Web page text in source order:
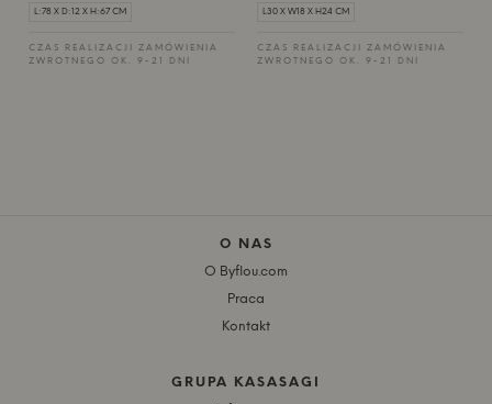
L:78 X D:12 X H:67 CM
CZAS REALIZACJI ZAMÓWIENIA
ZWROTNEGO OK. 9-21 DNI
L30 X W18 X H24 CM
CZAS REALIZACJI ZAMÓWIENIA
ZWROTNEGO OK. 9-21 DNI
O NAS
O Byflou.com
Praca
Kontakt
GRUPA KASASAGI